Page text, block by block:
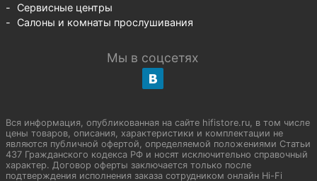
Сервисные центры
Салоны и комнаты прослушивания
Мы в соцсетях
Вся информация, опубликованная на сайте hifistore.ru, в том числе
цены товаров, описания, характеристики и комплектации не
являются публичной офертой, определяемой положениями Статьи
437 Гражданского кодекса РФ и носят исключительно справочный
характер. Договор оферты заключается только после
подтверждения исполнения заказа сотрудником онлайн Hi-Fi